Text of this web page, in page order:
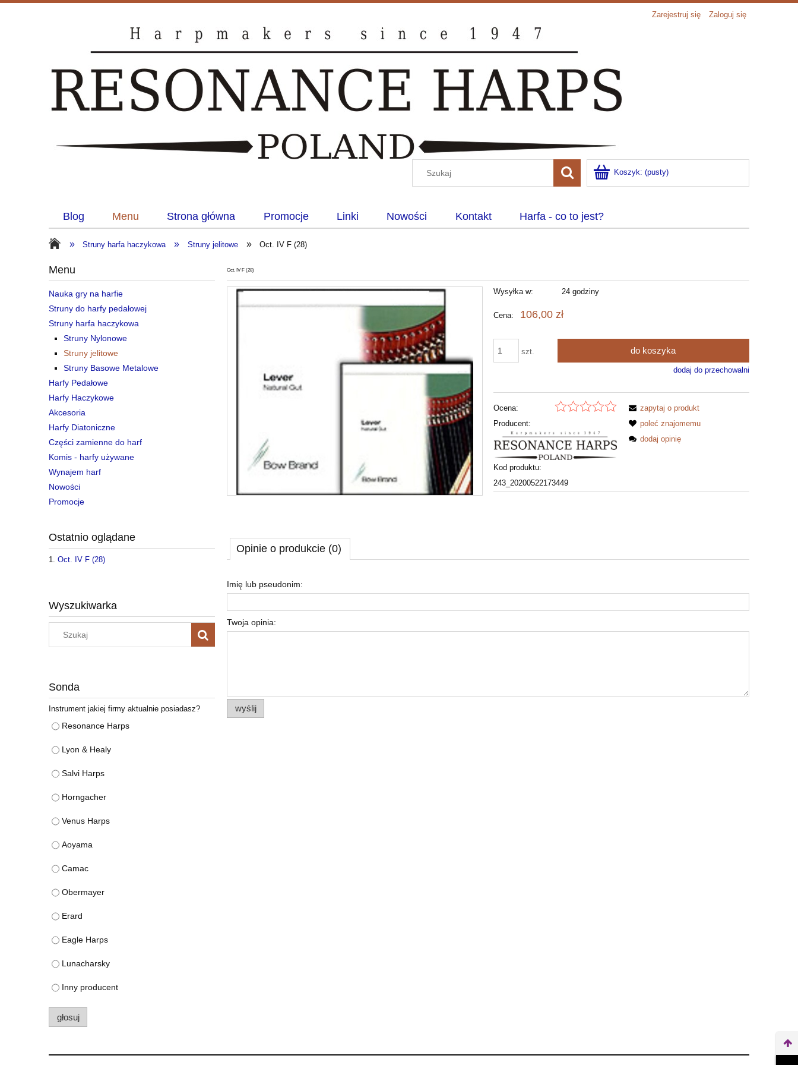
Zarejestruj się Zaloguj się
Koszyk: (pusty)
Blog Menu Strona główna Promocje Linki Nowości Kontakt Harfa - co to jest?
» Struny harfa haczykowa » Struny jelitowe » Oct. IV F (28)
Menu
Nauka gry na harfie
Struny do harfy pedałowej
Struny harfa haczykowa
Struny Nylonowe
Struny jelitowe
Struny Basowe Metalowe
Harfy Pedałowe
Harfy Haczykowe
Akcesoria
Harfy Diatoniczne
Części zamienne do harf
Komis - harfy używane
Wynajem harf
Nowości
Promocje
Ostatnio oglądane
Oct. IV F (28)
Wyszukiwarka
Sonda
Instrument jakiej firmy aktualnie posiadasz?
Resonance Harps
Lyon & Healy
Salvi Harps
Horngacher
Venus Harps
Aoyama
Camac
Obermayer
Erard
Eagle Harps
Lunacharsky
Inny producent
głosuj
Oct. IV F (28)
Wysyłka w: 24 godziny
Cena: 106,00 zł
szt. do koszyka
dodaj do przechowalni
Ocena:
Producent:
Kod produktu:
243_20200522173449
zapytaj o produkt
poleć znajomemu
dodaj opinię
Opinie o produkcie (0)
Imię lub pseudonim:
Twoja opinia:
wyślij